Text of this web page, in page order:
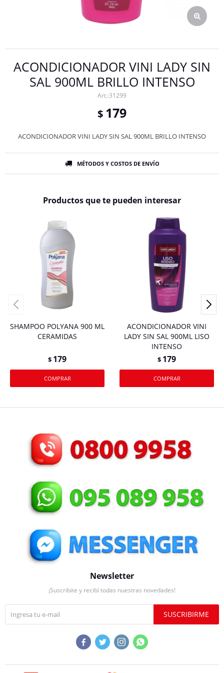
ACONDICIONADOR VINI LADY SIN
SAL 900ML BRILLO INTENSO
31299
$ 179
ACONDICIONADOR VINI LADY SIN SAL 900ML BRILLO INTENSO
MÉTODOS Y COSTOS DE ENVÍO
Productos que te pueden interesar
SHAMPOO POLYANA 900 ML
CERAMIDAS
$ 179
ACONDICIONADOR VINI
LADY SIN SAL 900ML LISO
INTENSO
$ 179
Newsletter
¡Suscribite y recibí todas nuestras novedades!
SUSCRIBIRME
   